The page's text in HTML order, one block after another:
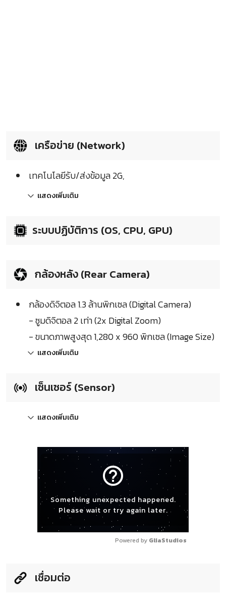
เครือข่าย (Network)
เทคโนโลยีรับ/ส่งข้อมูล 2G,
แสดงเพิ่มเติม
ระบบปฏิบัติการ (OS, CPU, GPU)
กล้องหลัง (Rear Camera)
กล้องดิจิตอล 1.3 ล้านพิกเซล (Digital Camera)
- ซูมดิจิตอล 2 เท่า (2x Digital Zoom)
- ขนาดภาพสูงสุด 1,280 x 960 พิกเซล (Image Size)
แสดงเพิ่มเติม
เซ็นเซอร์ (Sensor)
แสดงเพิ่มเติม
help_outline
Something unexpected happened.
Please wait or try again later.
Powered by GliaStudios
เชื่อมต่อ